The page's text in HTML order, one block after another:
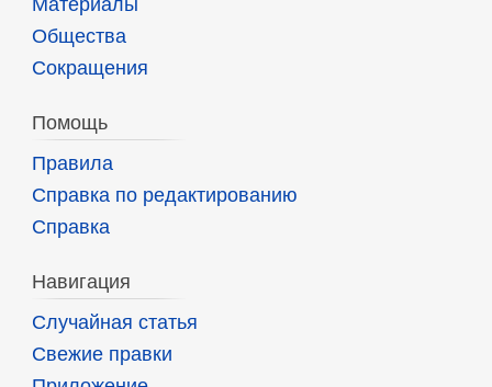
Общества
Сокращения
Помощь
Правила
Справка по редактированию
Справка
Навигация
Случайная статья
Свежие правки